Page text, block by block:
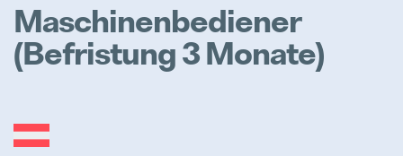
Home
Maschinenbediener
(Befristung 3 Monate)